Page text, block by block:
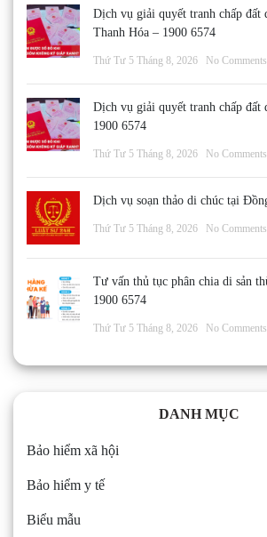
Dịch vụ giải quyết tranh chấp đất
Thanh Hóa – 1900 6574
Thứ Tư 5 Tháng 8, 2026 No Comments
Dịch vụ giải quyết tranh chấp
1900 6574
Thứ Tư 5 Tháng 8, 2026 No Comments
Dịch vụ soạn thảo di chúc tại
Thứ Tư 5 Tháng 8, 2026 No Comments
Tư vấn thủ tục phân chia di sản
1900 6574
Thứ Tư 5 Tháng 8, 2026 No Comments
DANH MỤC
Bảo hiểm xã hội
Bảo hiểm y tế
Biểu mẫu